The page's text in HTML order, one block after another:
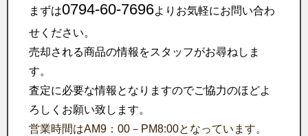
まずは0794-60-7696よりお気軽にお問い合わ
せください。
売却される商品の情報をスタッフがお尋ねしま
す。
査定に必要な情報となりますのでご協力のほどよ
ろしくお願い致します。
営業時間はAM9：00－PM8:00となっています。